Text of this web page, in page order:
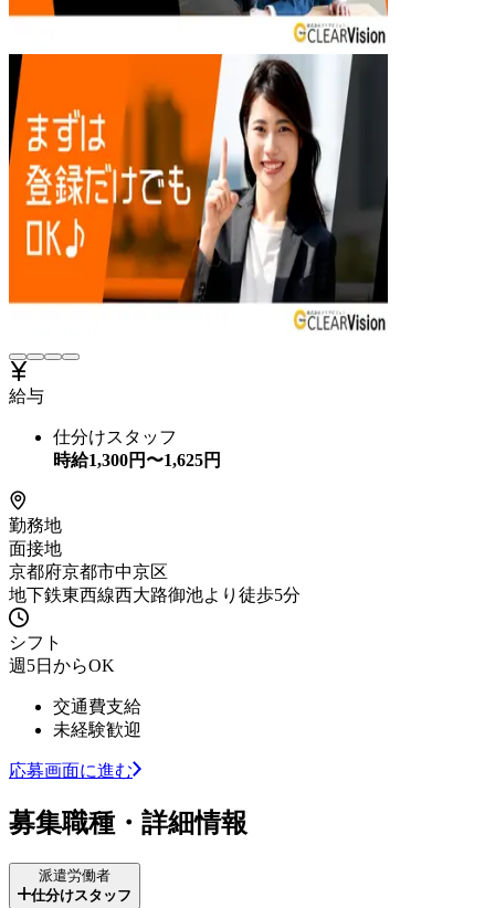
給与
仕分けスタッフ
時給1,300円〜1,625円
勤務地
面接地
京都府京都市中京区
地下鉄東西線西大路御池より徒歩5分
シフト
週5日からOK
交通費支給
未経験歓迎
応募画面に進む
募集職種・詳細情報
派遣労働者
仕分けスタッフ